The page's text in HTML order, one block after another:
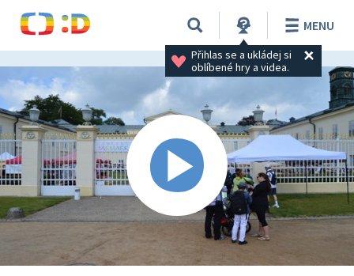
Přihlas se a ukládej si
oblíbené hry a videa.
MENU